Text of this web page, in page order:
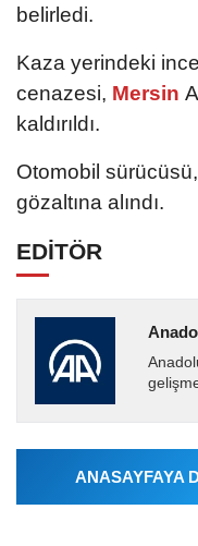
belirledi.
Kaza yerindeki
cenazesi, Mersin
kaldırıldı.
Otomobil
gözaltına alındı.
EDİTÖR
ANASAYFAYA